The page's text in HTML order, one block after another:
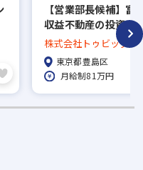
【営業部長候補】富
収益不動産の投資コ
グ営業☆年間休日
日祝日休み◎
株式会社トゥビッグ
東京都豊島区
月給制81万円